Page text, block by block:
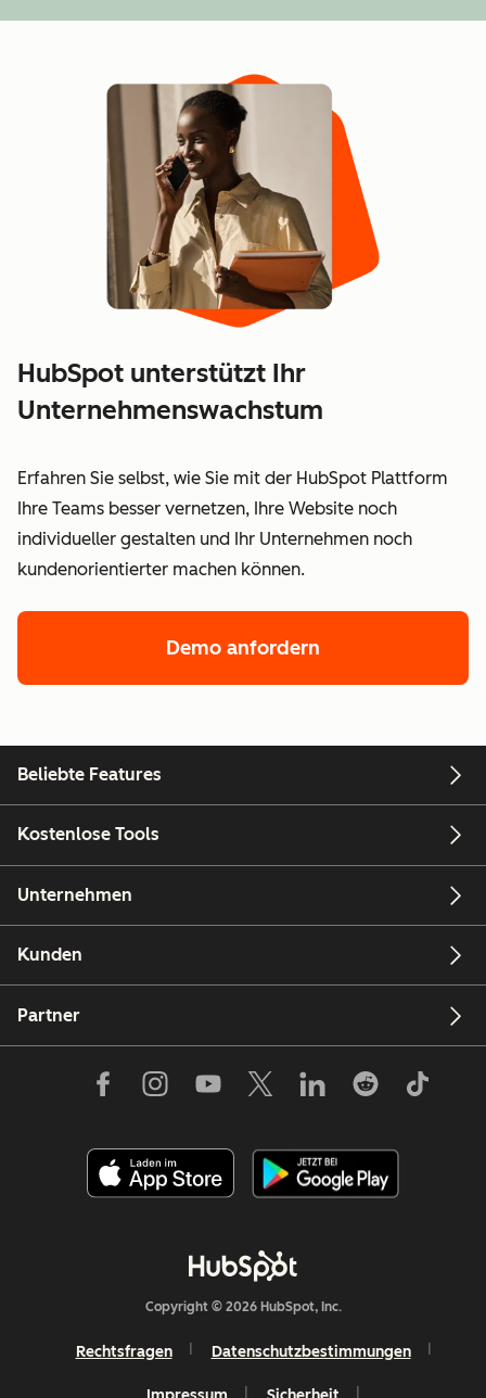
HubSpot unterstützt Ihr
Unternehmenswachstum
Erfahren Sie selbst, wie Sie mit der HubSpot Plattform
Ihre Teams besser vernetzen, Ihre Website noch
individueller gestalten und Ihr Unternehmen noch
kundenorientierter machen können.
Demo anfordern
Beliebte Features
Kostenlose Tools
Unternehmen
Kunden
Partner
Copyright © 2026 HubSpot, Inc.
Rechtsfragen Datenschutzbestimmungen